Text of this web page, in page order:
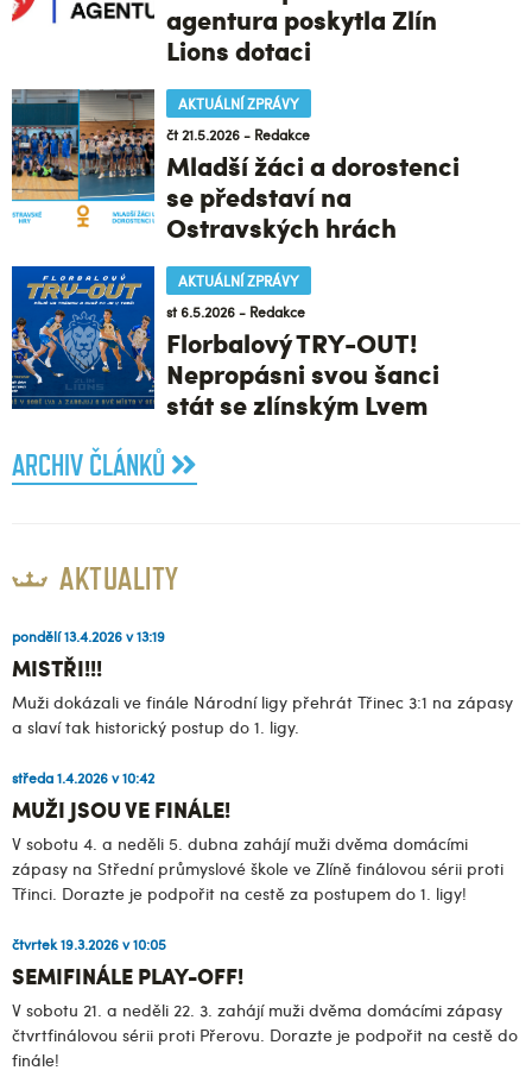
agentura poskytla Zlín
Lions dotaci
AKTUÁLNÍ ZPRÁVY
čt 21.5.2026 - Redakce
Mladší žáci a dorostenci
se představí na
Ostravských hrách
AKTUÁLNÍ ZPRÁVY
st 6.5.2026 - Redakce
Florbalový TRY-OUT!
Nepropásni svou šanci
stát se zlínským Lvem
ARCHIV ČLÁNKŮ
AKTUALITY
pondělí 13.4.2026 v 13:19
MISTŘI!!!
Muži dokázali ve finále Národní ligy přehrát Třinec 3:1 na zápasy
a slaví tak historický postup do 1. ligy.
středa 1.4.2026 v 10:42
MUŽI JSOU VE FINÁLE!
V sobotu 4. a neděli 5. dubna zahájí muži dvěma domácími
zápasy na Střední průmyslové škole ve Zlíně finálovou sérii proti
Třinci. Dorazte je podpořit na cestě za postupem do 1. ligy!
čtvrtek 19.3.2026 v 10:05
SEMIFINÁLE PLAY-OFF!
V sobotu 21. a neděli 22. 3. zahájí muži dvěma domácími zápasy
čtvrtfinálovou sérii proti Přerovu. Dorazte je podpořit na cestě do
finále!